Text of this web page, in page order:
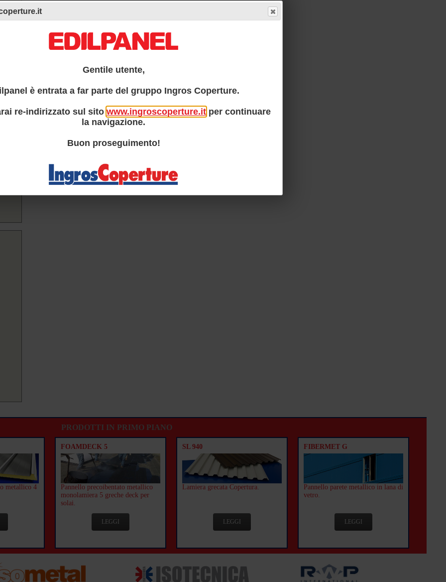
PRODOTTI IN PRIMO PIANO
metallico 4
FOAMDECK 5
Pannello precoibentato metallico
monolamiera 5 greche deck per
solai.
LEGGI
SL 940
Lamiera grecata Copertura.
LEGGI
FIBERMET G
Pannello parete metallico in lana di
vetro.
LEGGI
Gentile utente,
è entrata a far parte del gruppo Ingros Coperture.
re-indirizzato sul sitowww.ingroscoperture.it per continuare
la navigazione.
Buon proseguimento!